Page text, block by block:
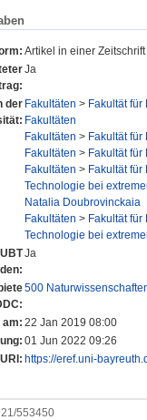
Artikel in einer Zeitschrift
Ja
der Fakultäten > Fakultät für
Fakultäten
Fakultäten > Fakultät für
Fakultäten > Fakultät für
Fakultäten > Fakultät für
Technologie bei
Natalia Doubrovinckaia
Fakultäten > Fakultät für
Technologie bei
Ja
500
am: 22 Jan 2019 08:00
01 Jun 2022 09:26
URI: https://eref.uni-
553450